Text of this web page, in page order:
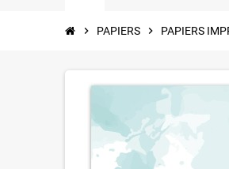
chevron_right PAPIERS chevron_right PAPIERS